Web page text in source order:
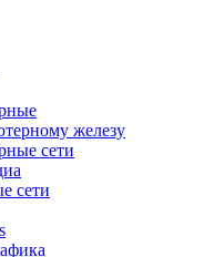
железу
сети
сети